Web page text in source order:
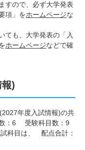
すので、必ず大学発表
項」をホームページな
ても、大学発表の「入
ホームページなどで確
)
年度入試情報)の共
：6 受験科目数：9
科目は、 配点合計：